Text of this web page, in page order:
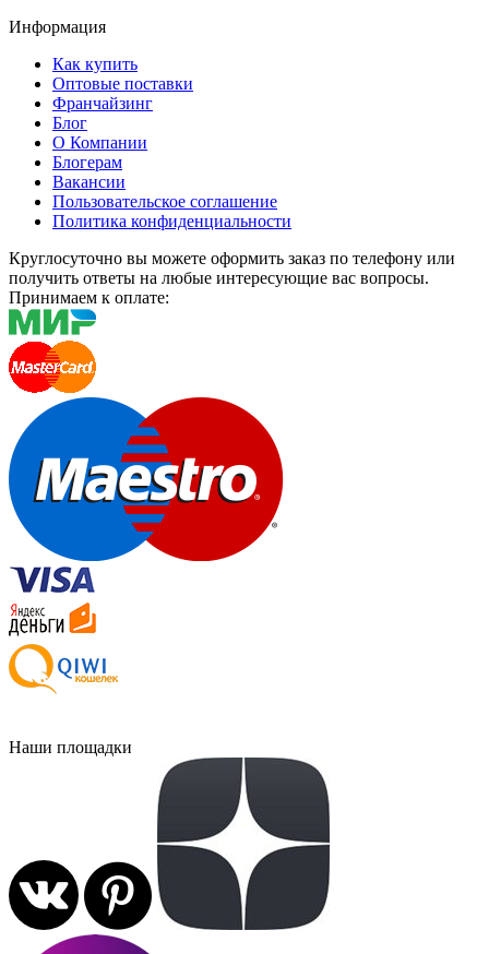
Информация
Как купить
Оптовые поставки
Франчайзинг
Блог
О Компании
Блогерам
Вакансии
Пользовательское соглашение
Политика конфиденциальности
Круглосуточно вы можете оформить заказ по телефону или
получить ответы на любые интересующие вас вопросы.
Принимаем к оплате:
Наши площадки